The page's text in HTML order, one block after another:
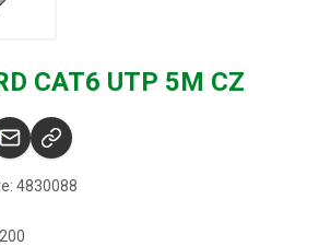
CAT6 UTP 5M CZ
4830088